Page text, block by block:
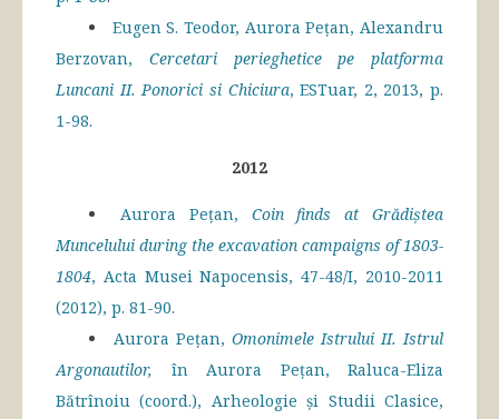
Eugen S. Teodor, Aurora Pețan, Alexandru
Berzovan, Cercetari perieghetice pe platforma
Luncani II. Ponorici si Chiciura, ESTuar, 2, 2013, p.
1-98.
2012
Aurora Pețan, Coin finds at Grădiştea
Muncelului during the excavation campaigns of 1803-
1804, Acta Musei Napocensis, 47-48/I, 2010-2011
(2012), p. 81-90.
Aurora Pețan, Omonimele Istrului II. Istrul
Argonautilor,
în Aurora Pețan, Raluca-Eliza
Bătrînoiu (coord.), Arheologie și Studii Clasice,